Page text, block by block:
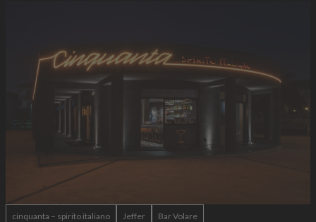
cinquanta – spirito italiano Jeffer Bar Volare